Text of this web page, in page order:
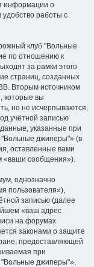
информации о
работы с
клуб "Вольные
по отношению к
за рамки этого
страниц, созданных
Вторым источником
которые вы
но не исчерпываются,
учётной записью
указанные при
"Вольные джиперы"» (в
оставленные вами
«ваши сообщения»).
однозначно
пользователя»),
записью (далее
«ваш адрес
на форумах
законами о защите
предоставляющей
при
"Вольные джиперы"»,